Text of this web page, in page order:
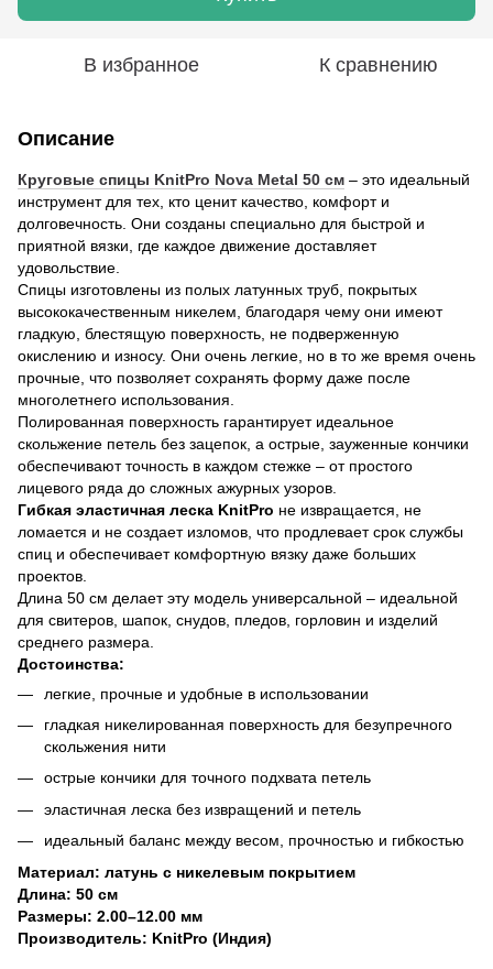
В избранное К сравнению
Описание
Круговые спицы KnitPro Nova Metal 50 см – это идеальный
инструмент для тех, кто ценит качество, комфорт и
долговечность. Они созданы специально для быстрой и
приятной вязки, где каждое движение доставляет
удовольствие.
Спицы изготовлены из полых латунных труб, покрытых
высококачественным никелем, благодаря чему они имеют
гладкую, блестящую поверхность, не подверженную
окислению и износу. Они очень легкие, но в то же время очень
прочные, что позволяет сохранять форму даже после
многолетнего использования.
Полированная поверхность гарантирует идеальное
скольжение петель без зацепок, а острые, зауженные кончики
обеспечивают точность в каждом стежке – от простого
лицевого ряда до сложных ажурных узоров.
Гибкая эластичная леска KnitPro не извращается, не
ломается и не создает изломов, что продлевает срок службы
спиц и обеспечивает комфортную вязку даже больших
проектов.
Длина 50 см делает эту модель универсальной – идеальной
для свитеров, шапок, снудов, пледов, горловин и изделий
среднего размера.
Достоинства:
легкие, прочные и удобные в использовании
гладкая никелированная поверхность для безупречного
скольжения нити
острые кончики для точного подхвата петель
эластичная леска без извращений и петель
идеальный баланс между весом, прочностью и гибкостью
Материал: латунь с никелевым покрытием
Длина: 50 см
Размеры: 2.00–12.00 мм
Производитель: KnitPro (Индия)